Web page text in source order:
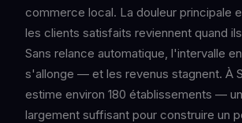
commerce local. La douleur principale
les clients satisfaits reviennent quand
Sans relance automatique, l'intervalle
s'allonge — et les revenus stagnent. À
estime environ 180 établissements —
largement suffisant pour construire un